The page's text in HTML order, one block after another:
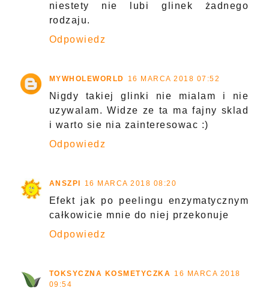
niestety nie lubi glinek żadnego
rodzaju.
Odpowiedz
MYWHOLEWORLD 16 MARCA 2018 07:52
Nigdy takiej glinki nie mialam i nie
uzywalam. Widze ze ta ma fajny sklad
i warto sie nia zainteresowac :)
Odpowiedz
ANSZPI 16 MARCA 2018 08:20
Efekt jak po peelingu enzymatycznym
całkowicie mnie do niej przekonuje
Odpowiedz
TOKSYCZNA KOSMETYCZKA 16 MARCA 2018
09:54